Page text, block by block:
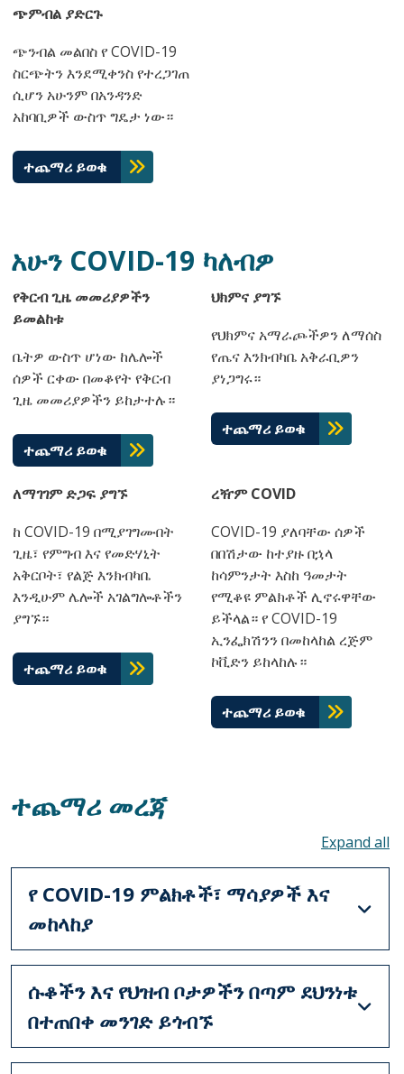
ጭምብል ያድርጉ
ጭንብል መልበስ የ COVID-19
ስርጭትን እንደሚቀንስ የተረጋገጠ
ሲሆን አሁንም በአንዳንድ
አከባቢዎች ውስጥ ግዴታ ነው።
ተጨማሪ ይወቁ
አሁን COVID-19 ካለብዎ
የቅርብ ጊዜ መመሪያዎችን
ይመልከቱ
ቤትዎ ውስጥ ሆነው ከሌሎች
ሰዎች ርቀው በመቆየት የቅርብ
ጊዜ መመሪያዎችን ይከታተሉ።
ተጨማሪ ይወቁ
ህክምና ያግኙ
የህክምና አማራጮችዎን ለማሰስ
የጤና እንክብካቤ አቅራቢዎን
ያነጋግሩ።
ተጨማሪ ይወቁ
ለማገገም ድጋፍ ያግኙ
ከ COVID-19 በሚያገግሙበት
ጊዜ፣ የምግብ እና የመድሃኒት
አቅርቦት፣ የልጅ እንክብካቤ
እንዲሁም ሌሎች አገልግሎቶችን
ያግኙ።
ተጨማሪ ይወቁ
ረዥም COVID
COVID-19 ያለባቸው ሰዎች
በበሽታው ከተያዙ በኋላ
ከሳምንታት እስከ ዓመታት
የሚቆዩ ምልክቶች ሊኖሩዋቸው
ይችላል። የ COVID-19
ኢንፌክሽንን በመከላከል ረጅም
ኮቪድን ይከላከሉ።
ተጨማሪ ይወቁ
ተጨማሪ መረጃ
የ COVID-19 ምልክቶች፣ ማሳያዎች እና
መከላከያ
ሱቆችን እና የህዝብ ቦታዎችን በጣም ደህንነቱ
በተጠበቀ መንገድ ይጎብኙ